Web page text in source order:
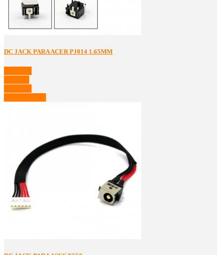
DC JACK PARA ACER PJ014 1.65MM